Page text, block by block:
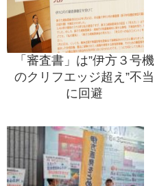
「審査書」は”伊方３号機
のクリフエッジ超え”不当
に回避